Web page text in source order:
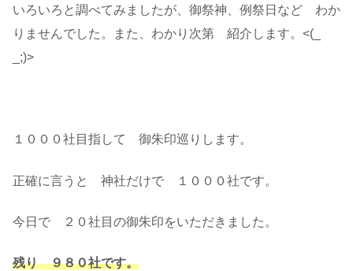
いろいろと調べてみましたが、御祭神、例祭日など わか
りませんでした。また、わかり次第 紹介します。<(_
_;)>
１０００社目指して 御朱印巡りします。
正確に言うと 神社だけで １０００社です。
今日で ２０社目の御朱印をいただきました。
残り ９８０社です。